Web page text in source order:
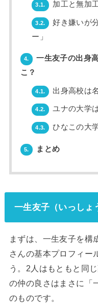
3.1. 加工と無加
3.2.
好き嫌いが
ー」
4.
一生友子の出身
こ？
4.1. 出身高校は
4.2. ユナの大学
4.3. ひなこの大
5. まとめ
一生友子（いっしょ
まずは、一生友子を構
さんの基本プロフィー
う。2人はもともと同
の仲の良さはまさに「
のものです。